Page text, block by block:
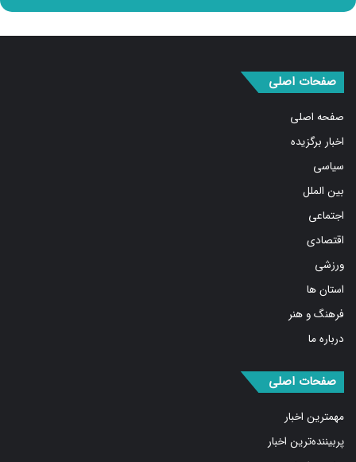
صفحه اصلی
اخبار برگزیده
سیاسی
بین الملل
اجتماعی
اقتصادی
ورزشی
استان ها
فرهنگ و هنر
درباره ما
مهمترین اخبار
پربیننده‌ترین اخبار
مشروح اخبار